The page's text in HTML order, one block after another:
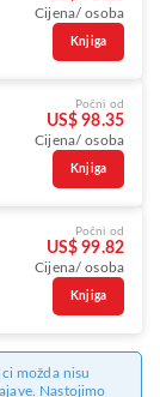
Cijena/ osoba
Knjiga
Počni od
US$ 98.35
Cijena/ osoba
Knjiga
Počni od
US$ 99.82
Cijena/ osoba
Knjiga
možda nisu
Nastojimo